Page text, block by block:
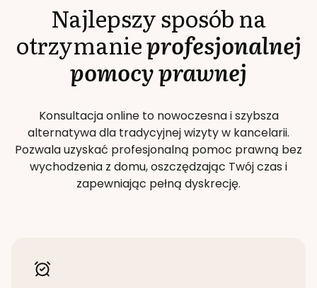
Najlepszy sposób na
otrzymanieprofesjonalnej
pomocy prawnej
Konsultacja online to nowoczesna i szybsza
alternatywa dla tradycyjnej wizyty w kancelarii.
Pozwala uzyskać profesjonalną pomoc prawną bez
wychodzenia z domu, oszczędzając Twój czas i
zapewniając pełną dyskrecję.